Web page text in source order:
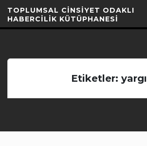
Geç
TOPLUMSAL CİNSİYET ODAKLI
HABERCİLİK KÜTÜPHANESİ
Etiketler: yargı